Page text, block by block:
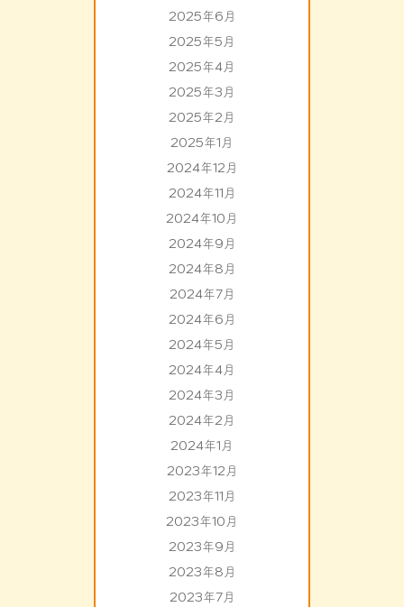
2025年6月
2025年5月
2025年4月
2025年3月
2025年2月
2025年1月
2024年12月
2024年11月
2024年10月
2024年9月
2024年8月
2024年7月
2024年6月
2024年5月
2024年4月
2024年3月
2024年2月
2024年1月
2023年12月
2023年11月
2023年10月
2023年9月
2023年8月
2023年7月